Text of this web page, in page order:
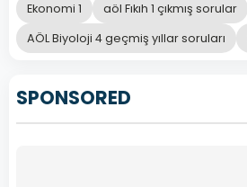
Ekonomi 1
aöl Fıkıh 1 çıkmış sorular
AÖL Biyoloji 4 geçmiş yıllar soruları
SPONSORED